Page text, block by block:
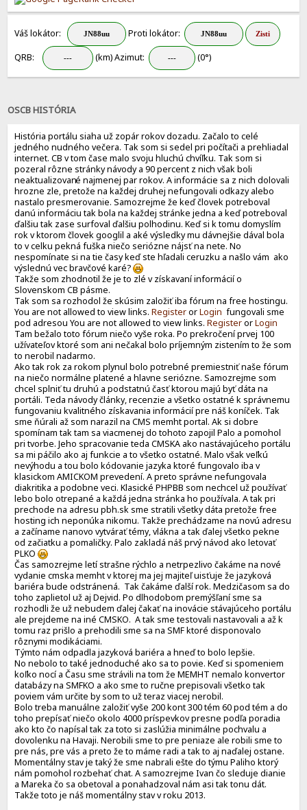
Váš lokátor: Proti lokátor:
QRB: (km) Azimut: (0°)
OSCB HISTÓRIA
História portálu siaha už zopár rokov dozadu. Začalo to celé
jedného nudného večera. Tak som si sedel pri počítači a prehliadal
internet. CB v tom čase malo svoju hluchú chvíľku. Tak som si
pozeral rôzne stránky návody a 90 percent z nich však boli
neaktualizované najmenej par rokov. A informácie sa z nich dolovali
hrozne zle, pretože na každej druhej nefungovali odkazy alebo
nastalo presmerovanie. Samozrejme že keď človek potreboval
danú informáciu tak bola na každej stránke jedna a keď potreboval
ďalšiu tak zase surfoval ďalšiu polhodinu. Keď si k tomu domyslím
rok v ktorom človek googlil a aké výsledky mu dávnejšie dával bola
to v celku pekná fuška niečo seriózne nájsť na nete. No
nespomínate si na tie časy keď ste hľadali ceruzku a našlo vám ako
výslednú vec bravčové karé?
Takže som zhodnotil že je to zlé v získavaní informácií o
Slovenskom CB pásme.
Tak som sa rozhodol že skúsim založiť iba fórum na free hostingu.
You are not allowed to view links.RegisterorLogin fungovali sme
pod adresou You are not allowed to view links.RegisterorLogin
Tam bežalo toto fórum niečo vyše roka. Po prekročení prvej 100
užívateľov ktoré som ani nečakal bolo príjemným zistením to že som
to nerobil nadarmo.
Ako tak rok za rokom plynul bolo potrebné premiestniť naše fórum
na niečo normálne platené a hlavne seriózne. Samozrejme som
chcel splniť tu druhú a podstatnú časť ktorou majú byť dáta na
portáli. Teda návody články, recenzie a všetko ostatné k správnemu
fungovaniu kvalitného získavania informácií pre náš koníček. Tak
sme ňúrali až som narazil na CMS memht portal. Ak si dobre
spomínam tak tam sa viacmenej do tohoto zapojil Palo a pomohol
pri tvorbe. Jeho spracovanie teda CMSKA ako nastávajúceho portálu
sa mi páčilo ako aj funkcie a to všetko ostatné. Malo však veľkú
nevýhodu a tou bolo kódovanie jazyka ktoré fungovalo iba v
klasickom AMICKOM prevedení. A preto správne nefungovala
diakritika a podobne veci. Klasické PHPBB som nechcel už používať
lebo bolo otrepané a každá jedna stránka ho používala. A tak pri
prechode na adresu pbh.sk sme stratili všetky dáta pretože free
hosting ich neponúka nikomu. Takže prechádzame na novú adresu
a začíname nanovo vytvárať témy, vlákna a tak ďalej všetko pekne
od začiatku a pomaličky. Palo zakladá náš prvý návod ako letovať
PLKO
Čas samozrejme letí strašne rýchlo a netrpezlivo čakáme na nové
vydanie cmska memht v ktorej ma jej majiteľ uisťuje že jazyková
bariéra bude odstránená. Tak čakáme ďalší rok. Medzičasom sa do
toho zaplietol už aj Dejvid. Po dlhodobom premýšľaní sme sa
rozhodli že už nebudem ďalej čakať na inovácie stávajúceho portálu
ale prejdeme na iné CMSKO. A tak sme testovali nastavovali a až k
tomu raz prišlo a prehodili sme sa na SMF ktoré disponovalo
rôznymi modifikáciami.
Týmto nám odpadla jazyková bariéra a hneď to bolo lepšie.
No nebolo to také jednoduché ako sa to povie. Keď si spomeniem
koľko nocí a Času sme strávili na tom že MEMHT nemalo konvertor
databázy na SMFKO a ako sme to ručne prepisovali všetko tak
poviem vám určite by som to už teraz viacej nerobil.
Bolo treba manuálne založiť vyše 200 kont 300 tém 60 pod tém a do
toho prepísať niečo okolo 4000 príspevkov presne podľa poradia
ako kto čo napísal tak za toto si zaslúžia minimálne pochvalu a
dovolenku na Havaji. Nerobili sme to pre peniaze ale robili sme to
pre nás, pre vás a preto že to máme radi a tak to aj naďalej ostane.
Momentálny stav je taký že sme nabrali ešte do týmu Paliho ktorý
nám pomohol rozbehať chat. A samozrejme Ivan čo sleduje dianie
a Mareka čo sa obetoval a ponahadzoval nám asi tak tonu dát.
Takže toto je náš momentálny stav v roku 2013.